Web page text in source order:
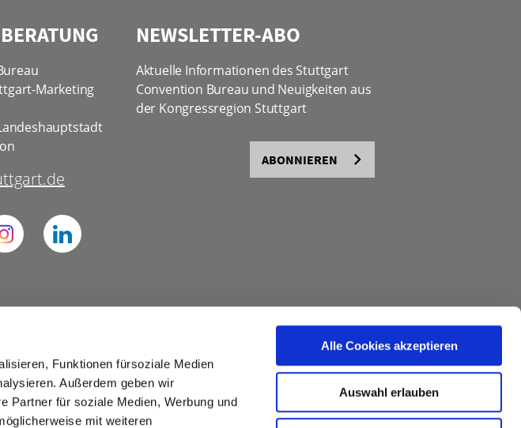
Funktionen fürsoziale Medien
Außerdem geben wir
Partner für soziale Medien, Werbung und
mit weiteren
Alle Cookies akzeptieren
Auswahl erlauben
Marketing
NEWSLETTER-ABO
Aktuelle Informationen des Stuttgart
Convention Bureau und Neuigkeiten aus
der Kongressregion Stuttgart
ABONNIEREN